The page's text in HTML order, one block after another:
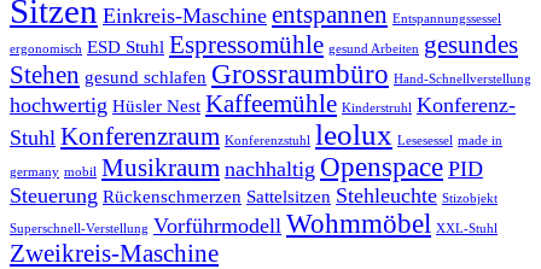
Sitzen Einkreis-Maschine entspannen Entspannungssessel
ergonomisch ESD Stuhl Espressomühle gesund Arbeiten gesundes
Stehen gesund schlafen Grossraumbüro Hand-Schnellverstellung
hochwertig Hüsler Nest Kaffeemühle Kinderstruhl Konferenz-
Stuhl Konferenzraum Konferenzstuhl leolux Lesesessel made in
germany mobil Musikraum nachhaltig Openspace PID
Steuerung Rückenschmerzen Sattelsitzen Stehleuchte Stizobjekt
Superschnell-Verstellung Vorführmodell Wohmmöbel XXL-Stuhl
Zweikreis-Maschine